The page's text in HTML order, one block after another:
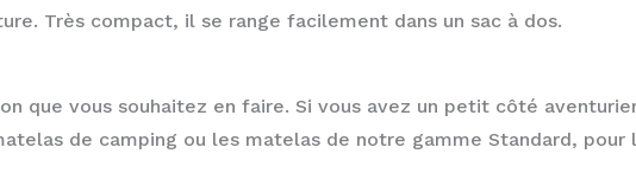
Très compact, il se range facilement dans un sac à dos.
que vous souhaitez en faire. Si vous avez un petit côté
de camping ou les matelas de notre gamme Standard,